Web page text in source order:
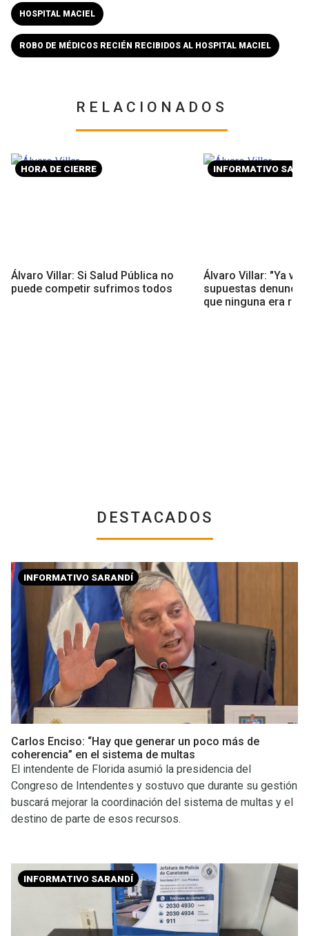
HOSPITAL MACIEL
ROBO DE MÉDICOS RECIÉN RECIBIDOS AL HOSPITAL MACIEL
RELACIONADOS
HORA DE CIERRE
Álvaro Villar: Si Salud Pública no
puede competir sufrimos todos
INFORMATIVO
Álvaro Villar: "Ya
supuestas
que ninguna era
DESTACADOS
INFORMATIVO SARANDÍ
Carlos Enciso: “Hay que generar un poco más de
coherencia” en el sistema de multas
El intendente de Florida asumió la presidencia del
Congreso de Intendentes y sostuvo que durante su gestión
buscará mejorar la coordinación del sistema de multas y el
destino de parte de esos recursos.
INFORMATIVO SARANDÍ